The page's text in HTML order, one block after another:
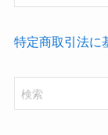
特定商取引法に